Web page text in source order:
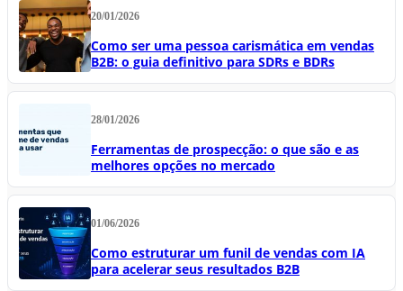
20/01/2026
Como ser uma pessoa carismática em vendas
B2B: o guia definitivo para SDRs e BDRs
28/01/2026
Ferramentas de prospecção: o que são e as
melhores opções no mercado
01/06/2026
Como estruturar um funil de vendas com IA
para acelerar seus resultados B2B